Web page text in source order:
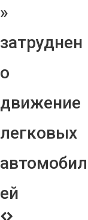
»
затруднен
о
движение
легковых
автомобил
ей